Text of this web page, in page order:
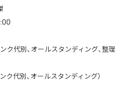
ク代別、オールスタンディング、整理
ク代別、オールスタンディング）